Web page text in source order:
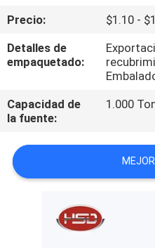
CONTROL
DE
CALIDAD
ÉNTRENOS
EN
CONTACTO
Precio:
$1.10 -
Detalles de
empaquetado:
Capacidad de
la fuente:
1.000